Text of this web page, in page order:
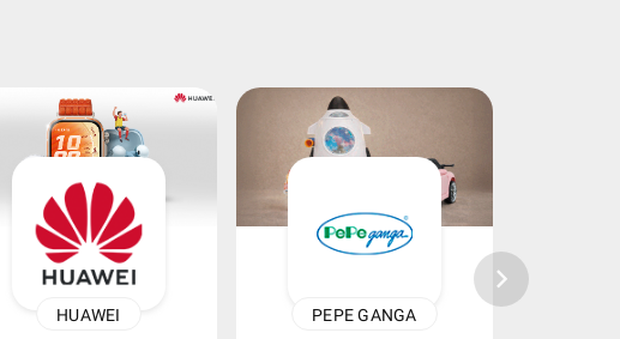
HUAWEI PEPE GANGA
keyboard_arrow_right